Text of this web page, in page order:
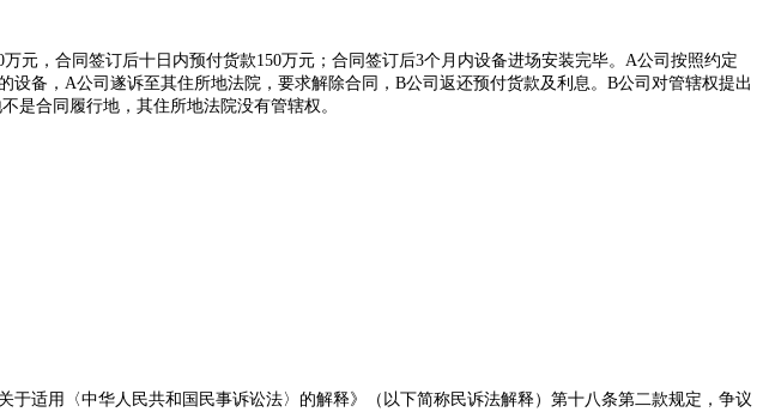
万元，合同签订后十日内预付货款150万元；合同签订后3个月内设备进场安装完毕。 A公司按照约定
设备， A公司遂诉至其住所地法院，要求解除合同， B公司返还预付货款及利息。 B公司对管辖权提出
是合同履行地，其住所地法院没有管辖权。
适用〈中华人民共和国民事诉讼法〉的解释》（以下简称民诉法解释）第十八条第二款规定，争议